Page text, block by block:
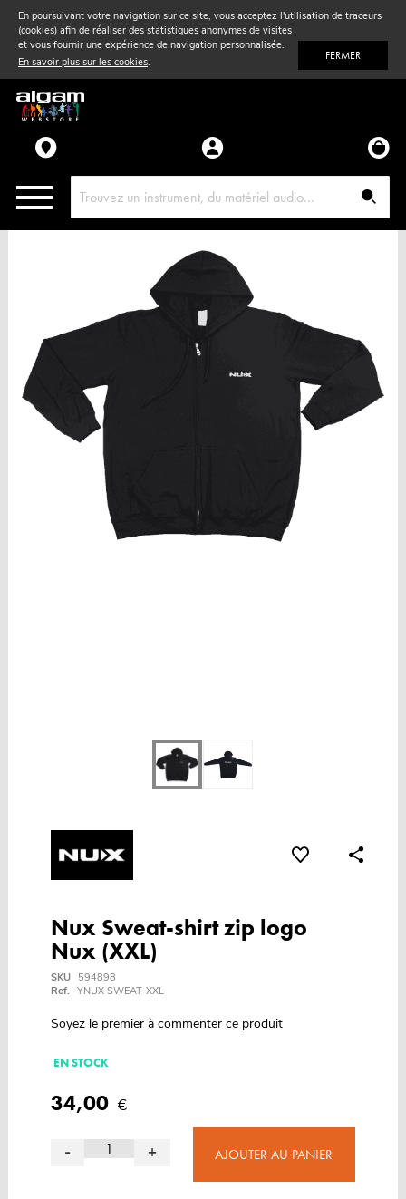
En poursuivant votre navigation sur ce site, vous acceptez l'utilisation de traceurs
(cookies) afin de réaliser des statistiques anonymes de visites
et vous fournir une expérience de navigation personnalisée.
En savoir plus sur les cookies. FERMER
Vent& Violon
Accessoires
Pièces détachées
Nux Sweat-shirt zip logo
Nux (XXL)
SKU
594898
Ref. YNUX SWEAT-XXL
Soyez le premier à commenter ce produit
EN STOCK
34,00 €
- + AJOUTER AU PANIER